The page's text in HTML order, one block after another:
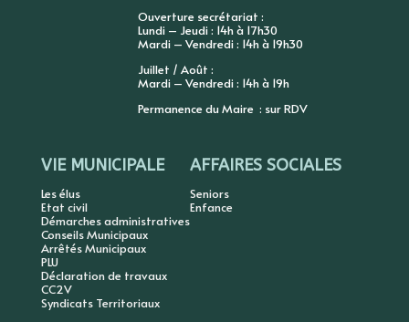
Ouverture secrétariat :
Lundi – Jeudi : 14h à 17h30
Mardi – Vendredi : 14h à 19h30
Juillet / Août :
Mardi – Vendredi : 14h à 19h
Permanence du Maire : sur RDV
VIE MUNICIPALE
Les élus
Etat civil
Démarches administratives
Conseils Municipaux
Arrêtés Municipaux
PLU
Déclaration de travaux
CC2V
Syndicats Territoriaux
AFFAIRES SOCIALES
Seniors
Enfance